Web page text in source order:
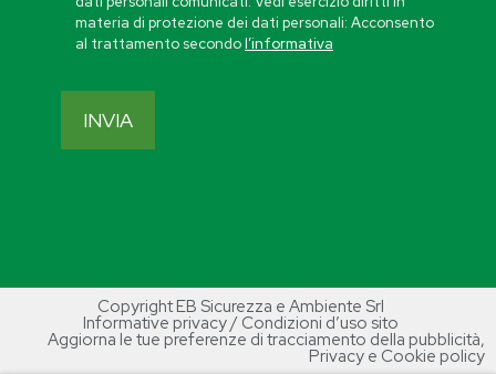
materia di protezione dei dati personali: Acconsento
al trattamento secondol’informativa
Copyright EB Sicurezza e Ambiente Srl
Informative privacy / Condizioni d’uso sito
Aggiorna le tue preferenze di tracciamento della pubblicità,
Privacy e Cookie policy